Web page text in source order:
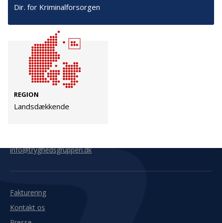
Dir. for Kriminalforsorgen
REGION
Landsdækkende
Tilmeld
Kontakt
TrygFonden
45 26 08 00
info@trygfonden.dk
info@tryghedsgruppen.dk
Fakturering
Kontakt os